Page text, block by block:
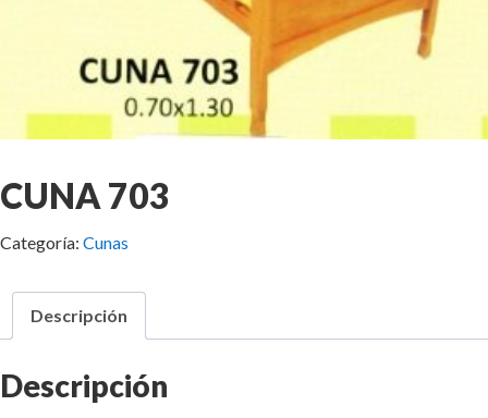
CUNA 703
Categoría: Cunas
Descripción
Descripción